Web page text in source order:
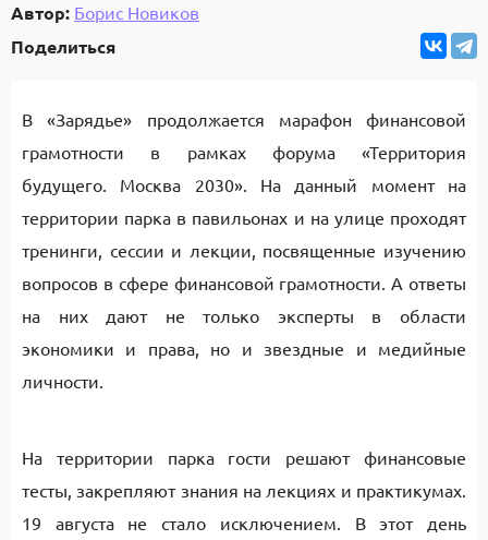
Автор: Борис Новиков
Поделиться
В «Зарядье» продолжается марафон финансовой
грамотности в рамках форума «Территория
будущего. Москва 2030». На данный момент на
территории парка в павильонах и на улице проходят
тренинги, сессии и лекции, посвященные изучению
вопросов в сфере финансовой грамотности. А ответы
на них дают не только эксперты в области
экономики и права, но и звездные и медийные
личности.
На территории парка гости решают финансовые
тесты, закрепляют знания на лекциях и практикумах.
19 августа не стало исключением. В этот день